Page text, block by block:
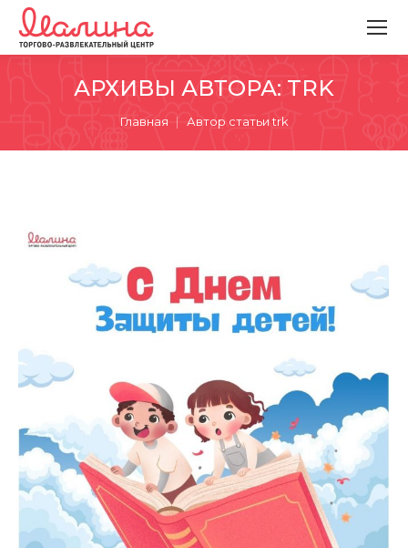
АРХИВЫ АВТОРА: TRK
Вы здесь:
Главная Автор статьи trk